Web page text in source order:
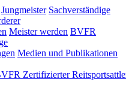
Jungmeister Sachverständige
Meister werden BVFR
Medien und Publikationen